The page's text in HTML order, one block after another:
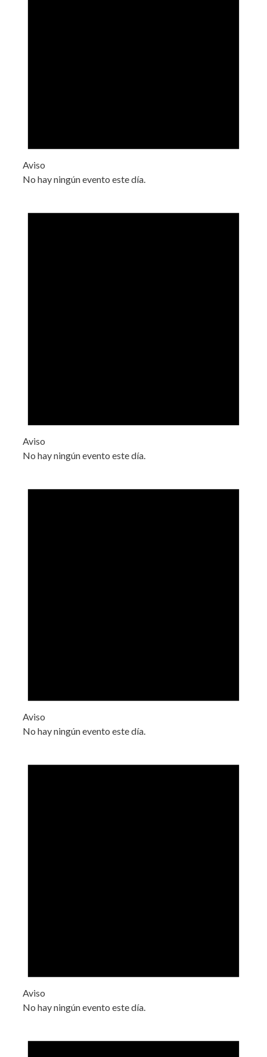
Aviso
No hay ningún evento este día.
Aviso
No hay ningún evento este día.
Aviso
No hay ningún evento este día.
Aviso
No hay ningún evento este día.